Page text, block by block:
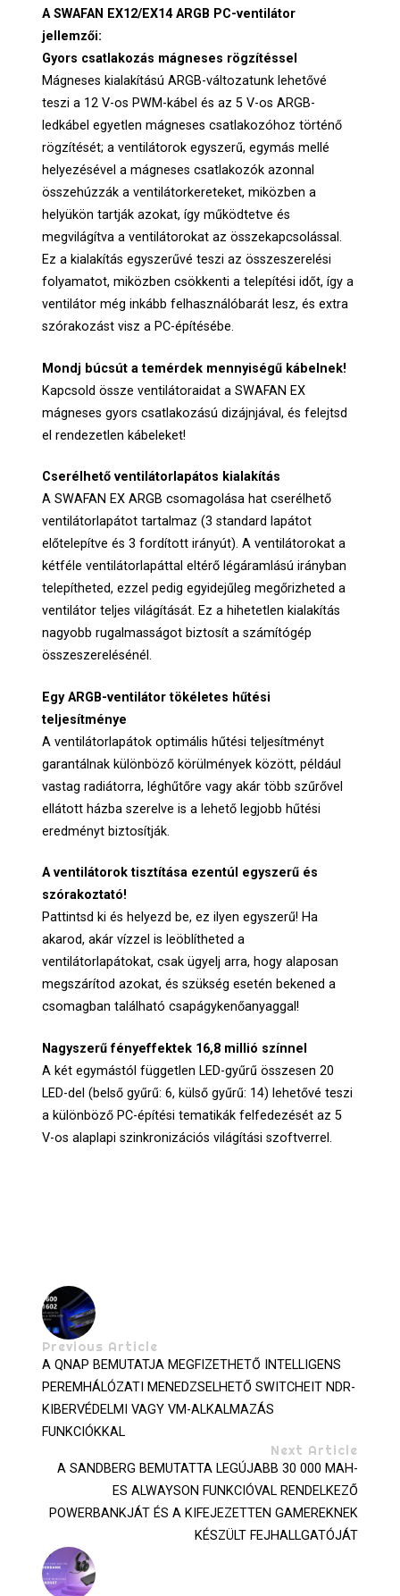
A SWAFAN EX12/EX14 ARGB PC-ventilátor
jellemzői:
Gyors csatlakozás mágneses rögzítéssel
Mágneses kialakítású ARGB-változatunk lehetővé
teszi a 12 V-os PWM-kábel és az 5 V-os ARGB-
ledkábel egyetlen mágneses csatlakozóhoz történő
rögzítését; a ventilátorok egyszerű, egymás mellé
helyezésével a mágneses csatlakozók azonnal
összehúzzák a ventilátorkereteket, miközben a
helyükön tartják azokat, így működtetve és
megvilágítva a ventilátorokat az összekapcsolással.
Ez a kialakítás egyszerűvé teszi az összeszerelési
folyamatot, miközben csökkenti a telepítési időt, így a
ventilátor még inkább felhasználóbarát lesz, és extra
szórakozást visz a PC-építésébe.
Mondj búcsút a temérdek mennyiségű kábelnek!
Kapcsold össze ventilátoraidat a SWAFAN EX
mágneses gyors csatlakozású dizájnjával, és felejtsd
el rendezetlen kábeleket!
Cserélhető ventilátorlapátos kialakítás
A SWAFAN EX ARGB csomagolása hat cserélhető
ventilátorlapátot tartalmaz (3 standard lapátot
előtelepítve és 3 fordított irányút). A ventilátorokat a
kétféle ventilátorlapáttal eltérő légáramlású irányban
telepítheted, ezzel pedig egyidejűleg megőrizheted a
ventilátor teljes világítását. Ez a hihetetlen kialakítás
nagyobb rugalmasságot biztosít a számítógép
összeszerelésénél.
Egy ARGB-ventilátor tökéletes hűtési
teljesítménye
A ventilátorlapátok optimális hűtési teljesítményt
garantálnak különböző körülmények között, például
vastag radiátorra, léghűtőre vagy akár több szűrővel
ellátott házba szerelve is a lehető legjobb hűtési
eredményt biztosítják.
A ventilátorok tisztítása ezentúl egyszerű és
szórakoztató!
Pattintsd ki és helyezd be, ez ilyen egyszerű! Ha
akarod, akár vízzel is leöblítheted a
ventilátorlapátokat, csak ügyelj arra, hogy alaposan
megszárítod azokat, és szükség esetén bekened a
csomagban található csapágykenőanyaggal!
Nagyszerű fényeffektek 16,8 millió színnel
A két egymástól független LED-gyűrű összesen 20
LED-del (belső gyűrű: 6, külső gyűrű: 14) lehetővé teszi
a különböző PC-építési tematikák felfedezését az 5
V-os alaplapi szinkronizációs világítási szoftverrel.
Previous Article
A QNAP BEMUTATJA MEGFIZETHETŐ INTELLIGENS
PEREMHÁLÓZATI MENEDZSELHETŐ SWITCHEIT NDR-
KIBERVÉDELMI VAGY VM-ALKALMAZÁS
FUNKCIÓKKAL
Next Article
A SANDBERG BEMUTATTA LEGÚJABB 30 000 MAH-
ES ALWAYSON FUNKCIÓVAL RENDELKEZŐ
POWERBANKJÁT ÉS A KIFEJEZETTEN GAMEREKNEK
KÉSZÜLT FEJHALLGATÓJÁT